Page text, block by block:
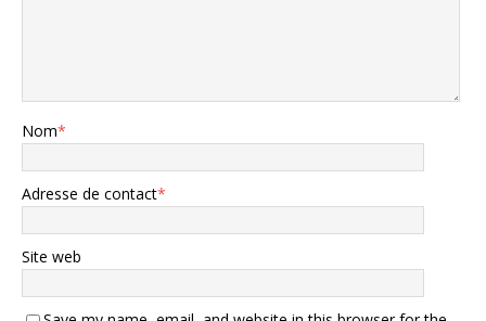
Nom*
Adresse de contact*
Site web